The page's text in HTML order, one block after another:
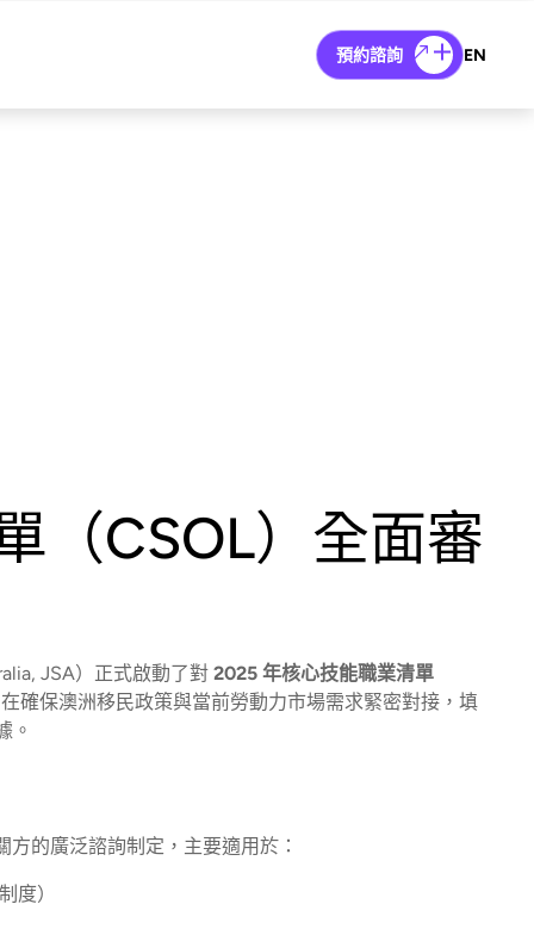
預約諮詢 EN
（CSOL）全面審
JSA）正式啟動了對 2025 年核心技能職業清單
確保澳洲移民政策與當前勞動力市場需求緊密對接，填
。
的廣泛諮詢制定，主要適用於：
度）